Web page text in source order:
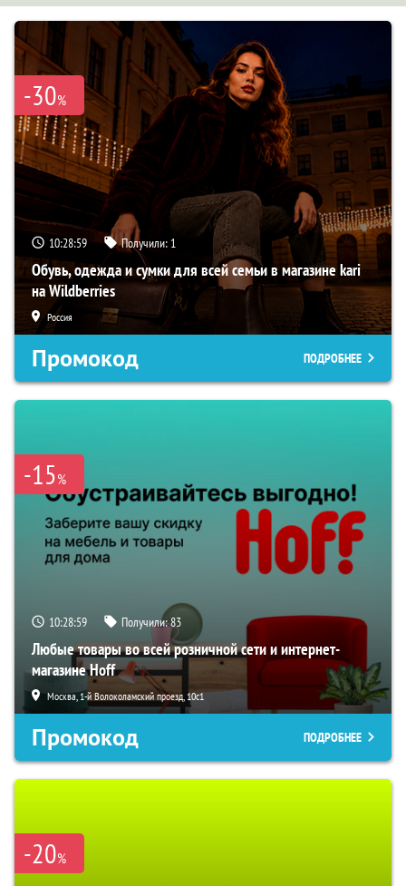
-30%
10:28:58 Получили: 1
Обувь, одежда и сумки для всей семьи в магазине kari
на Wildberries
Россия
Промокод ПОДРОБНЕЕ
-15%
10:28:58 Получили:83
Любые товары во всей розничной сети и интернет-
магазине Hoff
Москва, 1-й Волоколамский проезд, 10с1
Промокод ПОДРОБНЕЕ
-20%